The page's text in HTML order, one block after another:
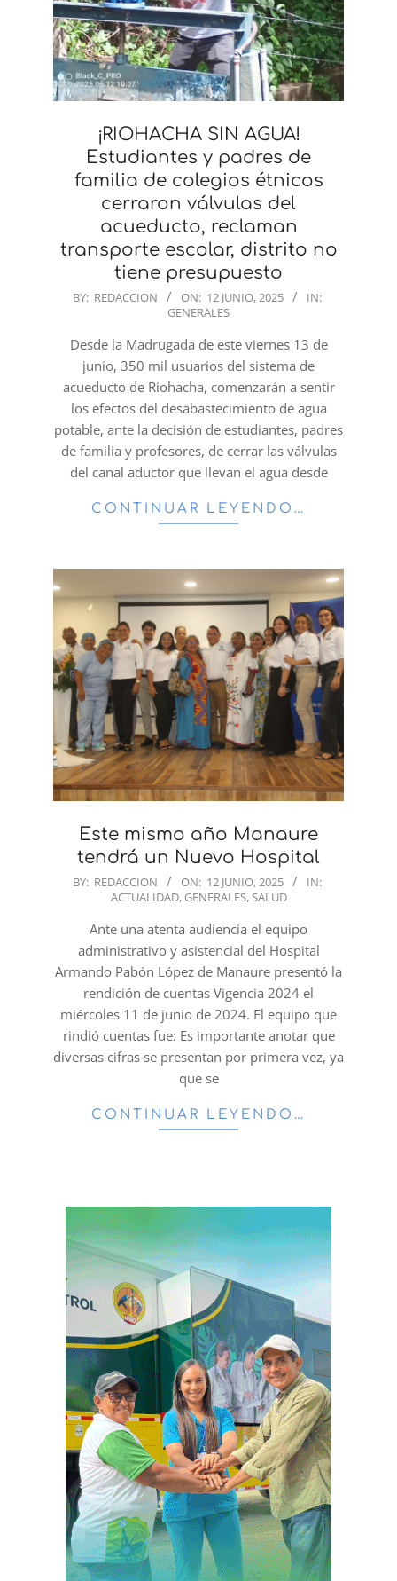
¡RIOHACHA SIN AGUA!
Estudiantes y padres de
familia de colegios étnicos
cerraron válvulas del
acueducto, reclaman
transporte escolar, distrito no
tiene presupuesto
2025-
BY: REDACCION ON: 12 JUNIO, 2025
IN:
GENERALES
Desde la Madrugada de este viernes 13 de
junio, 350 mil usuarios del sistema de
acueducto de Riohacha, comenzarán a sentir
los efectos del desabastecimiento de agua
potable, ante la decisión de estudiantes, padres
de familia y profesores, de cerrar las válvulas
del canal aductor que llevan el agua desde
CONTINUAR LEYENDO…
Este mismo año Manaure
tendrá un Nuevo Hospital
2025-
BY: REDACCION ON: 12 JUNIO, 2025
IN:
ACTUALIDAD, GENERALES, SALUD
Ante una atenta audiencia el equipo
administrativo y asistencial del Hospital
Armando Pabón López de Manaure presentó la
rendición de cuentas Vigencia 2024 el
miércoles 11 de junio de 2024. El equipo que
rindió cuentas fue: Es importante anotar que
diversas cifras se presentan por primera vez, ya
que se
CONTINUAR LEYENDO…